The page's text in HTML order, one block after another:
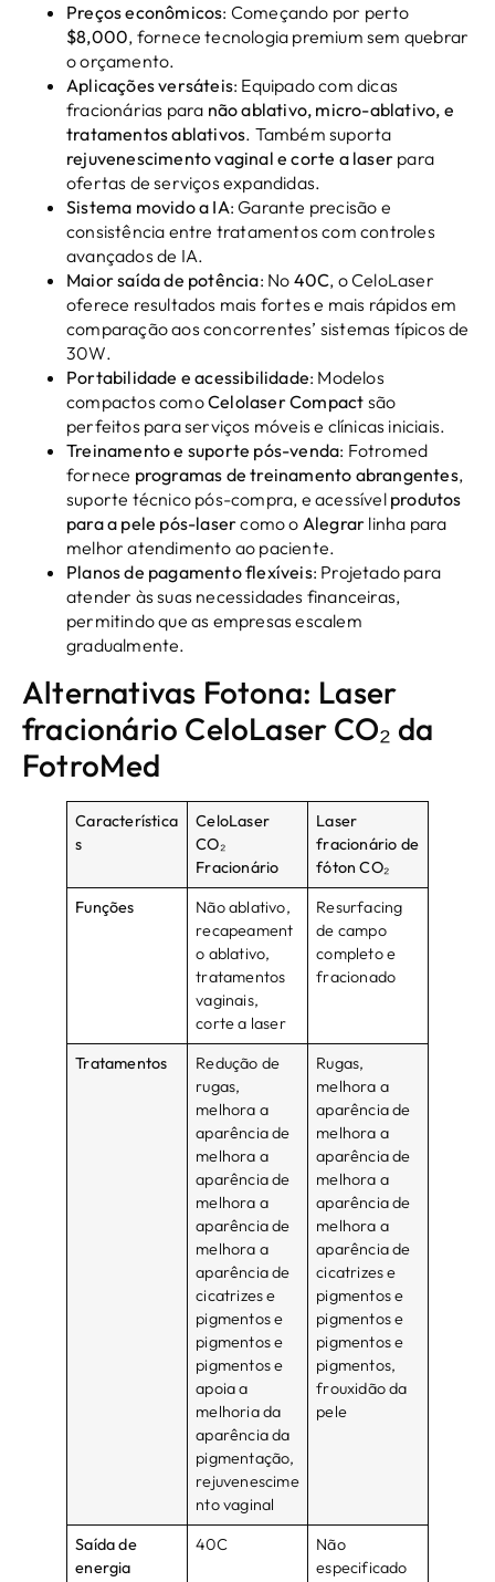
Preços econômicos: Começando por perto
$8,000, fornece tecnologia premium sem quebrar
o orçamento.
Aplicações versáteis: Equipado com dicas
fracionárias para não ablativo, micro-ablativo, e
tratamentos ablativos. Também suporta
rejuvenescimento vaginal e corte a laser para
ofertas de serviços expandidas.
Sistema movido a IA: Garante precisão e
consistência entre tratamentos com controles
avançados de IA.
Maior saída de potência: No 40C, o CeloLaser
oferece resultados mais fortes e mais rápidos em
comparação aos concorrentes’ sistemas típicos de
30W.
Portabilidade e acessibilidade: Modelos
compactos comoCelolaser Compact são
perfeitos para serviços móveis e clínicas iniciais.
Treinamento e suporte pós-venda: Fotromed
fornece programas de treinamento abrangentes,
suporte técnico pós-compra, e acessível produtos
para a pele pós-lasercomo o Alegrar linha para
melhor atendimento ao paciente.
Planos de pagamento flexíveis: Projetado para
atender às suas necessidades financeiras,
permitindo que as empresas escalem
gradualmente.
Alternativas Fotona: Laser
fracionário CeloLaser CO₂ da
FotroMed
Característica
s
CeloLaser
CO₂
Fracionário
Laser
fracionário de
fóton CO₂
Funções
Não ablativo,
recapeament
o ablativo,
tratamentos
vaginais,
corte a laser
Resurfacing
de campo
completo e
fracionado
Tratamentos
Redução de
rugas,
melhora a
aparência de
melhora a
aparência de
melhora a
aparência de
melhora a
aparência de
cicatrizes e
pigmentos e
pigmentos e
pigmentos e
apoia a
melhoria da
aparência da
pigmentação,
rejuvenescime
nto vaginal
Rugas,
melhora a
aparência de
melhora a
aparência de
melhora a
aparência de
melhora a
aparência de
cicatrizes e
pigmentos e
pigmentos e
pigmentos e
pigmentos,
frouxidão da
pele
Saída de
energia
40C
Não
especificado